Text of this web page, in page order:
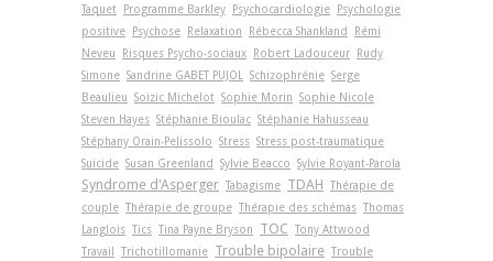
Taquet
Programme Barkley Psychocardiologie
Psychologie
positive
Psychose Relaxation Rébecca Shankland
Rémi
Neveu
Risques Psycho-sociaux Robert Ladouceur
Rudy
Simone Sandrine GABET PUJOL Schizophrénie Serge
Beaulieu Soizic Michelot Sophie Morin Sophie Nicole
Steven Hayes Stéphanie Bioulac Stéphanie Hahusseau
Stéphany Orain-Pelissolo Stress Stress post-traumatique
Suicide Susan Greenland Sylvie Beacco Sylvie Royant-Parola
Syndrome d'Asperger Tabagisme TDAH Thérapie de
couple Thérapie de groupe Thérapie des schémas Thomas
Langlois Tics Tina Payne Bryson TOC Tony Attwood
Travail
Trichotillomanie Trouble bipolaire Trouble